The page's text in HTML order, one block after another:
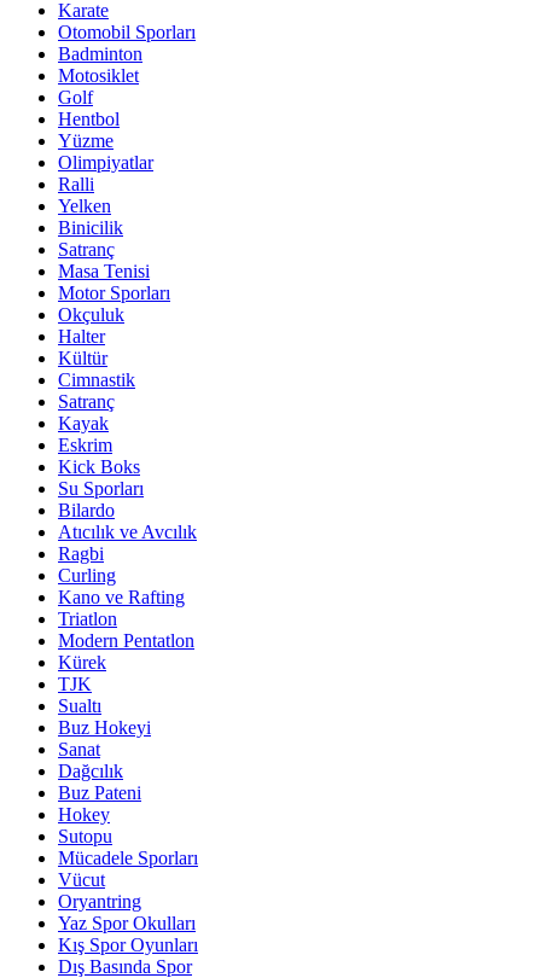
Karate
Otomobil Sporları
Badminton
Motosiklet
Golf
Hentbol
Yüzme
Olimpiyatlar
Ralli
Yelken
Binicilik
Satranç
Masa Tenisi
Motor Sporları
Okçuluk
Halter
Kültür
Cimnastik
Satranç
Kayak
Eskrim
Kick Boks
Su Sporları
Bilardo
Atıcılık ve Avcılık
Ragbi
Curling
Kano ve Rafting
Triatlon
Modern Pentatlon
Kürek
TJK
Sualtı
Buz Hokeyi
Sanat
Dağcılık
Buz Pateni
Hokey
Sutopu
Mücadele Sporları
Vücut
Oryantring
Yaz Spor Okulları
Kış Spor Oyunları
Dış Basında Spor